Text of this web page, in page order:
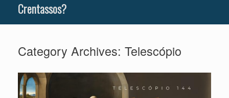
Crentassos?
Category Archives: Telescópio